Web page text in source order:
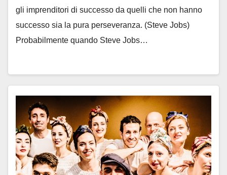
gli imprenditori di successo da quelli che non hanno
successo sia la pura perseveranza. (Steve Jobs)
Probabilmente quando Steve Jobs…